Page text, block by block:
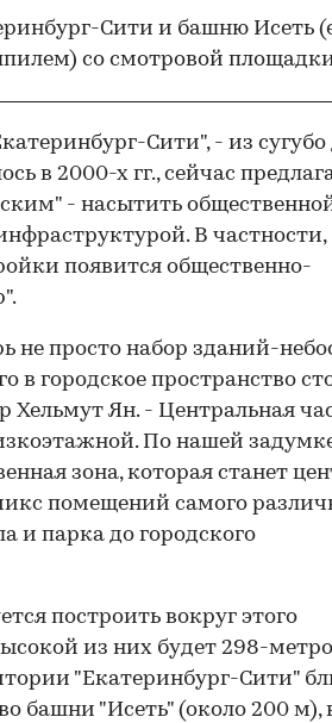
Сити", - из сугубо
в 2000-х гг., сейчас
- насытить
В частности,
появится общественно-
не просто набор зданий-
в городское пространство
Хельмут Ян. - Центральная
По нашей
зона, которая станет
помещений самого
и парка до городского
построить вокруг этого
из них будет 298-
"Екатеринбург-Сити"
башни "Исеть" (около 200 м),